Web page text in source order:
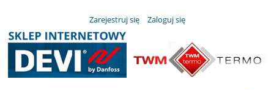
Zarejestruj się Zaloguj się